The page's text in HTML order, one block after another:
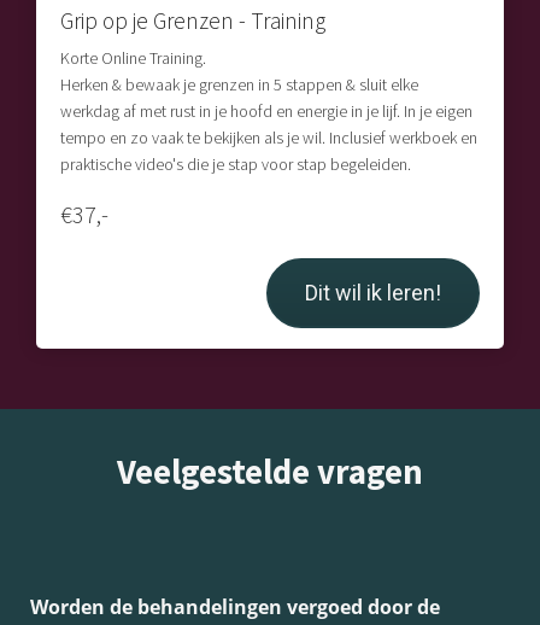
Grip op je Grenzen - Training
Korte Online Training.
Herken & bewaak je grenzen in 5 stappen & sluit elke
werkdag af met rust in je hoofd en energie in je lijf. In je eigen
tempo en zo vaak te bekijken als je wil. Inclusief werkboek en
praktische video's die je stap voor stap begeleiden.
€37,-
Dit wil ik leren!
Veelgestelde vragen
Worden de behandelingen vergoed door de